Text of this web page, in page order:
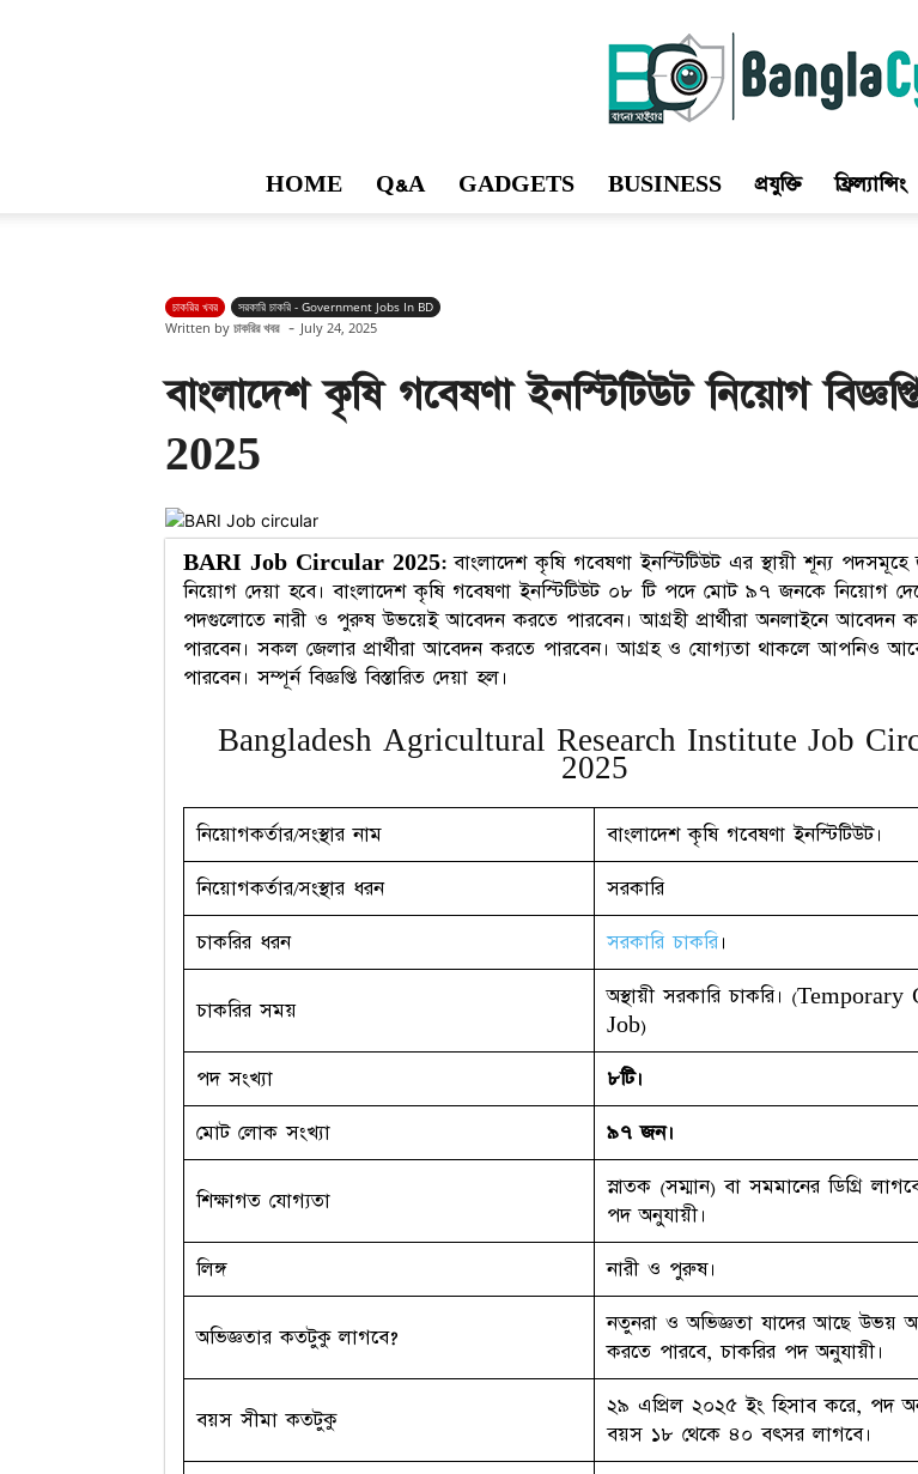
HOME Q&A GADGETS BUSINESS প্রযুক্তি ফ্রিল্যান্সিং
চাকরির খবর সরকারি চাকরি - Government Jobs In BD
Written by চাকরির খবর - July 24, 2025
বাংলাদেশ কৃষি গবেষণা ইনস্টিটিউট নিয়োগ
2025
BARI Job Circular 2025:বাংলাদেশ কৃষি গবেষণা ইনস্টিটিউট এর স্থায়ী শূন্য
নিয়োগ দেয়া হবে। বাংলাদেশ কৃষি গবেষণা ইনস্টিটিউট ০৮ টি পদে মোট ৯৭ জনকে নিয়োগ
পদগুলোতে নারী ও পুরুষ উভয়েই আবেদন করতে পারবেন। আগ্রহী প্রার্থীরা অনলাইনে আবেদন
পারবেন। সকল জেলার প্রার্থীরা আবেদন করতে পারবেন। আগ্রহ ও যোগ্যতা থাকলে আপনিও
পারবেন। সম্পূর্ন বিজ্ঞপ্তি বিস্তারিত দেয়া হল।
Bangladesh Agricultural Research Institute Job
2025
নিয়োগকর্তার/সংস্থার নাম বাংলাদেশ কৃষি গবেষণা ইনস্টিটিউট।
নিয়োগকর্তার/সংস্থার ধরন সরকারি
চাকরির ধরন সরকারি চাকরি।
চাকরির সময়
অস্থায়ী সরকারি চাকরি।
Job)
পদ সংখ্যা ৮টি।
মোট লোক সংখ্যা ৯৭ জন।
শিক্ষাগত যোগ্যতা
স্নাতক (সম্মান) বা সমমানের ডিগ্রি
পদ অনুযায়ী।
লিঙ্গ নারী ও পুরুষ।
অভিজ্ঞতার কতটুকু লাগবে?
নতুনরা ও অভিজ্ঞতা যাদের আছে উভয়
করতে পারবে, চাকরির পদ অনুযায়ী।
বয়স সীমা কতটুকু
২৯ এপ্রিল ২০২৫ ইং হিসাব করে, পদ
বয়স ১৮ থেকে ৪০ বৎসর লাগবে।